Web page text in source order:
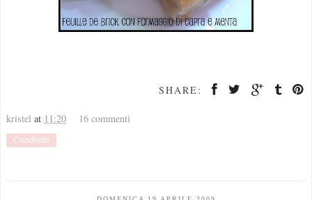
SHARE:
kristel at 11:20 16 commenti
Condividi